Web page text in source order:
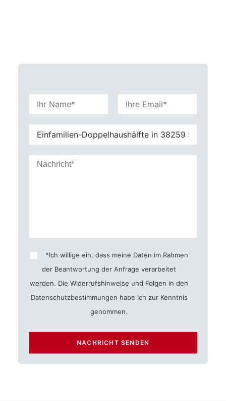
lasse
Feld
leer.
*Ich willige ein, dass meine Daten im Rahmen
der Beantwortung der Anfrage verarbeitet
werden. Die Widerrufshinweise und Folgen in den
Datenschutzbestimmungen habe ich zur Kenntnis
genommen.